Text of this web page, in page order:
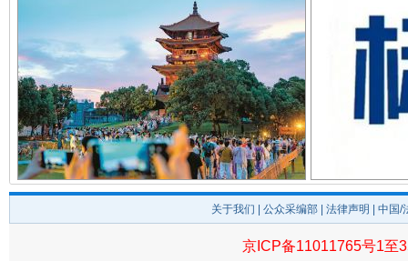
千年窑火 生生不息
关于我们 公众采编部 法律声明 | 中国
京ICP备11011765号1至